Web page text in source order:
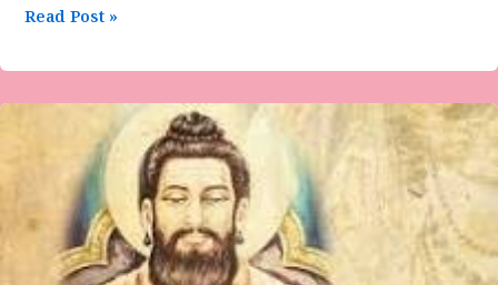
Read Post »
ಪೀಠಾಧಿಪತಿ
ಅಲ್ಲಮಪ್ರಭುದೇವರ
ವಚನಡಾ.ಶಶಿಕಾಂತ.ಪಟ್ಟಣ
-ಪೂನಾ